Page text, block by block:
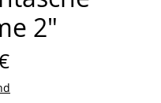
2"
Preis